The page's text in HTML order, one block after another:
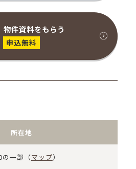
物件資料をもらう
申込無料
所在地
一部（マップ）